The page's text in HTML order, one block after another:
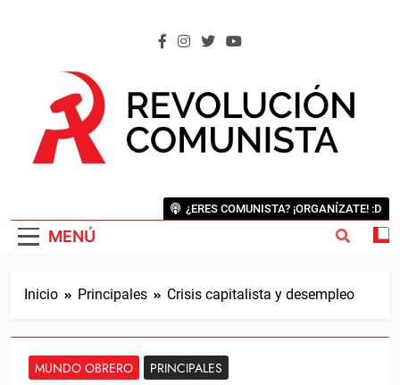
MENÚ
¿ERES COMUNISTA? ¡ORGANÍZATE! :D
Inicio Principales Crisis capitalista y desempleo
MUNDO OBRERO PRINCIPALES